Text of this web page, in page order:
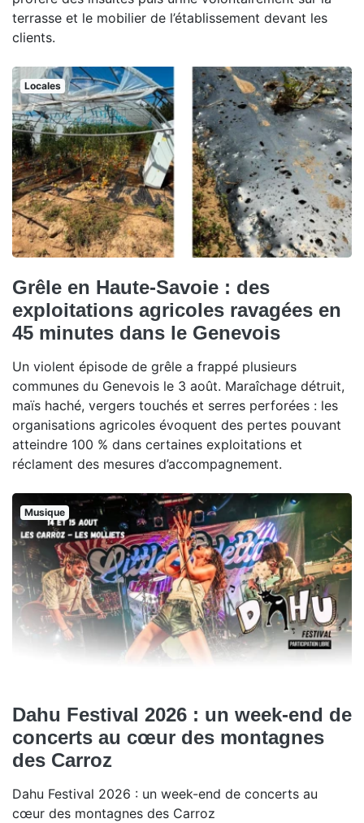
terrasse et le mobilier de l’établissement devant les
clients.
Locales
Grêle en Haute-Savoie : des
exploitations agricoles ravagées en
45 minutes dans le Genevois
Un violent épisode de grêle a frappé plusieurs
communes du Genevois le 3 août. Maraîchage détruit,
maïs haché, vergers touchés et serres perforées : les
organisations agricoles évoquent des pertes pouvant
atteindre 100 % dans certaines exploitations et
réclament des mesures d’accompagnement.
Musique
Dahu Festival 2026 : un week-end de
concerts au cœur des montagnes
des Carroz
Dahu Festival 2026 : un week-end de concerts au
cœur des montagnes des Carroz